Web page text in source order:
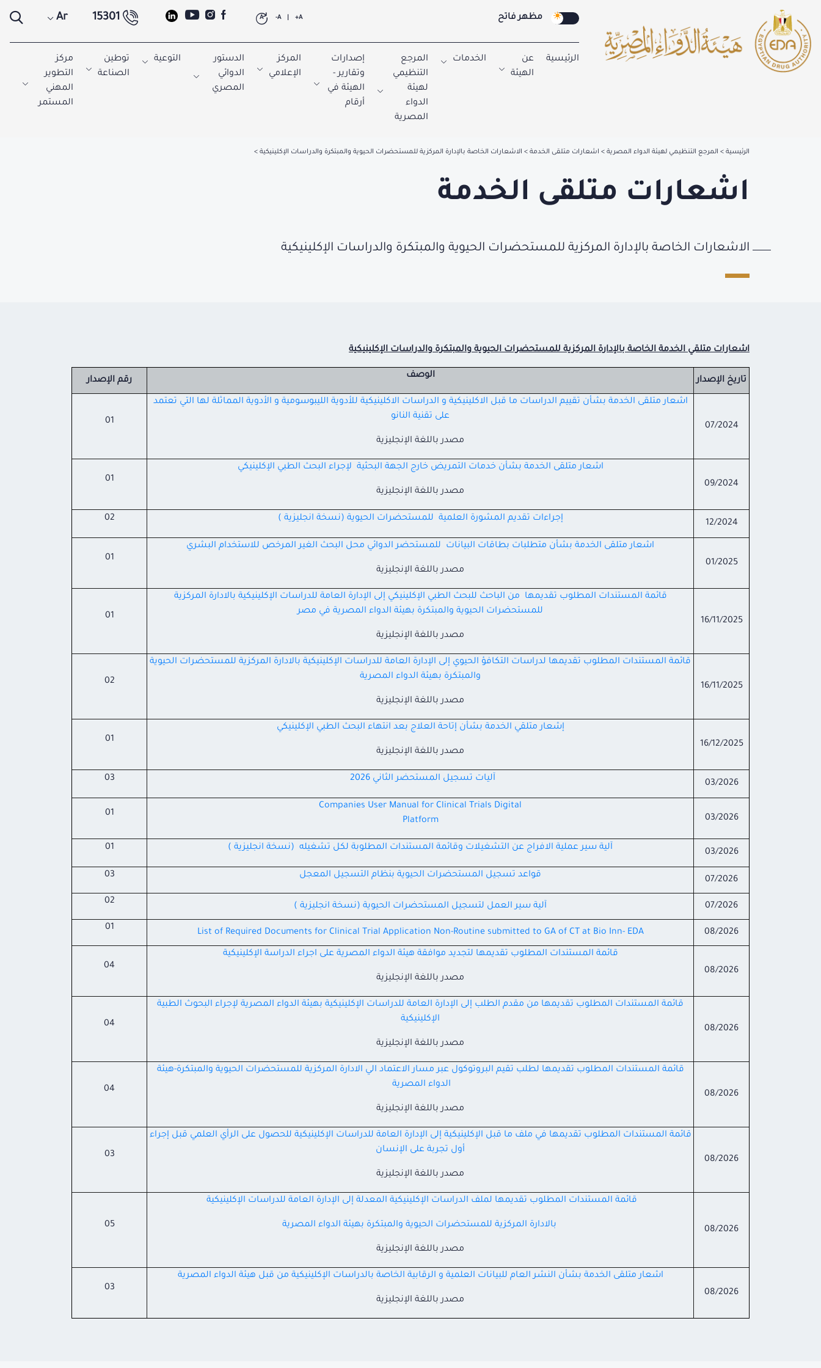
مظهر فاتح A+
A-
A
15301
Ar
الرئيسية
عن
الهيئة
الخدمات
المرجع
التنظيمي
لهيئة
الدواء
المصرية
إصدارات
وتقارير -
الهيئة في
أرقام
المركز
الإعلامي
الدستور
الدوائي
المصري
التوعية
توطين
الصناعة
مركز
التطوير
المهني
المستمر
الرئيسية المرجع التنظيمي لهيئة الدواء المصرية اشعارات متلقى الخدمة الاشعارات الخاصة بالإدارة المركزية للمستحضرات الحيوية والمبتكرة والدراسات الإكلينيكية
اشعارات متلقى الخدمة
الاشعارات الخاصة بالإدارة المركزية للمستحضرات الحيوية والمبتكرة والدراسات الإكلينيكية
اشعارات متلقي الخدمة الخاصة بالإدارة المركزية للمستحضرات الحيوية والمبتكرة والدراسات الإكلينيكية
تاريخ الإصدار الوصف رقم الإصدار
07/2024
اشعار متلقى الخدمة بشأن تقييم الدراسات ما قبل الاكلينيكية و الدراسات الاكلينيكية للأدوية الليبوسومية و الأدوية المماثلة لها التي تعتمد
على تقنية النانو
مصدر باللغة الإنجليزية
01
09/2024
اشعار متلقى الخدمة بشأن خدمات التمريض خارج الجهة البحثية لإجراء البحث الطبي الإكلينيكي
مصدر باللغة الإنجليزية
01
12/2024 إجراءات تقديم المشورة العلمية للمستحضرات الحيوية (نسخة انجليزية ) 02
01/2025
اشعار متلقى الخدمة بشأن متطلبات بطاقات البيانات للمستحضر الدوائي محل البحث الغير المرخص للاستخدام البشري
مصدر باللغة الإنجليزية
01
16/11/2025
قائمة المستندات المطلوب تقديمها من الباحث للبحث الطبي الإكلينيكي إلى الإدارة العامة للدراسات الإكلينيكية بالادارة المركزية
للمستحضرات الحيوية والمبتكرة بهيئة الدواء المصرية في مصر
مصدر باللغة الإنجليزية
01
16/11/2025
قائمة المستندات المطلوب تقديمها لدراسات التكافؤ الحيوي إلى الإدارة العامة للدراسات الإكلينيكية بالادارة المركزية للمستحضرات الحيوية
والمبتكرة بهيئة الدواء المصرية
مصدر باللغة الإنجليزية
02
16/12/2025
إشعار متلقي الخدمة بشأن إتاحة العلاج بعد انتهاء البحث الطبي الإكلينيكي
مصدر باللغة الإنجليزية
01
03/2026 آليات تسجيل المستحضر الثاني 2026 03
03/2026
Companies User Manual for Clinical Trials Digital
Platform
01
03/2026 آلية سير عملية الافراج عن التشغيلات وقائمة المستندات المطلوبة لكل تشغيله (نسخة انجليزية ) 01
07/2026 قواعد تسجيل المستحضرات الحيوية بنظام التسجيل المعجل 03
07/2026 آلية سير العمل لتسجيل المستحضرات الحيوية (نسخة انجليزية ) 02
08/2026
List of Required Documents for Clinical Trial Application Non-Routine submitted to GA of CT at Bio Inn- EDA
01
08/2026
قائمة المستندات المطلوب تقديمها لتجديد موافقة هيئة الدواء المصرية على اجراء الدراسة الإكلينيكية
مصدر باللغة الإنجليزية
04
08/2026
قائمة المستندات المطلوب تقديمها من مقدم الطلب إلى الإدارة العامة للدراسات الإكلينيكية بهيئة الدواء المصرية لإجراء البحوث الطبية
الإكلينيكية
مصدر باللغة الإنجليزية
04
08/2026
قائمة المستندات المطلوب تقديمها لطلب تقيم البروتوكول عبر مسار الاعتماد الي الادارة المركزية للمستحضرات الحيوية والمبتكرة-هيئة
الدواء المصرية
مصدر باللغة الإنجليزية
04
08/2026
قائمة المستندات المطلوب تقديمها في ملف ما قبل الإكلينيكية إلى الإدارة العامة للدراسات الإكلينيكية للحصول على الرأي العلمي قبل إجراء
أول تجربة على الإنسان
مصدر باللغة الإنجليزية
03
08/2026
قائمة المستندات المطلوب تقديمها لملف الدراسات الإكلينيكية المعدلة إلى الإدارة العامة للدراسات الإكلينيكية
بالادارة المركزية للمستحضرات الحيوية والمبتكرة بهيئة الدواء المصرية
مصدر باللغة الإنجليزية
05
08/2026
اشعار متلقى الخدمة بشأن النشر العام للبيانات العلمية و الرقابية الخاصة بالدراسات الإكلينيكية من قبل هيئة الدواء المصرية
مصدر باللغة الإنجليزية
03